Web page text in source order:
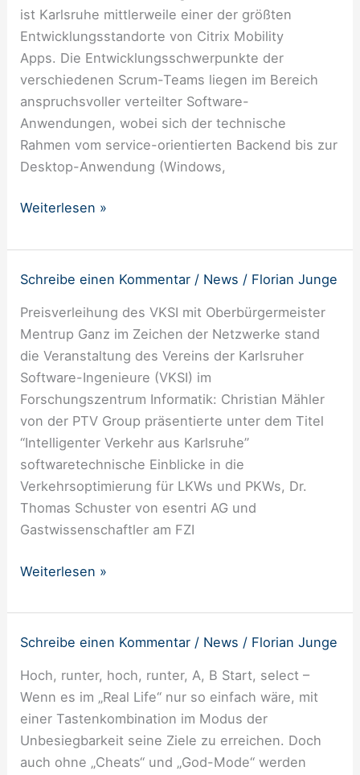
ist Karlsruhe mittlerweile einer der größten
Entwicklungsstandorte von Citrix Mobility
Apps. Die Entwicklungsschwerpunkte der
verschiedenen Scrum-Teams liegen im Bereich
anspruchsvoller verteilter Software-
Anwendungen, wobei sich der technische
Rahmen vom service-orientierten Backend bis zur
Desktop-Anwendung (Windows,
Weiterlesen »
Schreibe einen Kommentar / News / Florian Junge
Preisverleihung des VKSI mit Oberbürgermeister
Mentrup Ganz im Zeichen der Netzwerke stand
die Veranstaltung des Vereins der Karlsruher
Software-Ingenieure (VKSI) im
Forschungszentrum Informatik: Christian Mähler
von der PTV Group präsentierte unter dem Titel
“Intelligenter Verkehr aus Karlsruhe”
softwaretechnische Einblicke in die
Verkehrsoptimierung für LKWs und PKWs, Dr.
Thomas Schuster von esentri AG und
Gastwissenschaftler am FZI
Karlsruhe
Weiterlesen »
Schreibe einen Kommentar / News / Florian Junge
Hoch, runter, hoch, runter, A, B Start, select –
Wenn es im „Real Life“ nur so einfach wäre, mit
einer Tastenkombination im Modus der
Unbesiegbarkeit seine Ziele zu erreichen. Doch
auch ohne „Cheats“ und „God-Mode“ werden
„Just